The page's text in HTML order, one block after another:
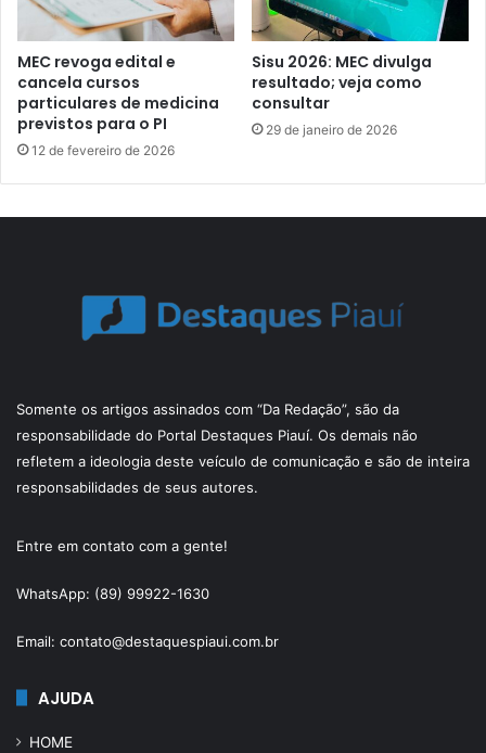
MEC revoga edital e
cancela cursos
particulares de medicina
previstos para o PI
12 de fevereiro de 2026
Sisu 2026: MEC divulga
resultado; veja como
consultar
29 de janeiro de 2026
Somente os artigos assinados com “Da Redação”, são da
responsabilidade do Portal Destaques Piauí. Os demais não
refletem a ideologia deste veículo de comunicação e são de inteira
responsabilidades de seus autores.
Entre em contato com a gente!
WhatsApp: (89) 99922-1630
Email: contato@destaquespiaui.com.br
AJUDA
HOME